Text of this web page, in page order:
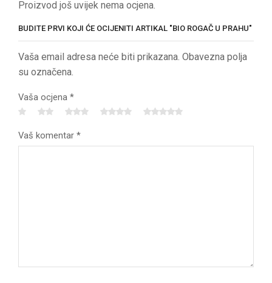
Proizvod još uvijek nema ocjena.
BUDITE PRVI KOJI ĆE OCIJENITI ARTIKAL "BIO ROGAČ U PRAHU"
Vaša email adresa neće biti prikazana. Obavezna polja
su označena.
Vaša ocjena *
Vaš komentar *